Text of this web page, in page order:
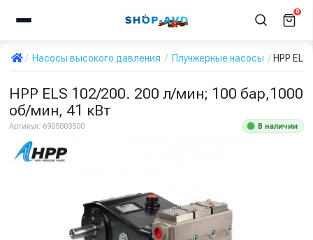
0
Насосы высокого давления Плунжерные насосы HPP
HPP ELS 102/200. 200 л/мин; 100 бар,1000
об/мин, 41 кВт
Артикул: 6905003500 В наличии